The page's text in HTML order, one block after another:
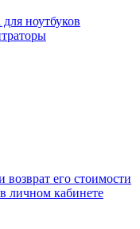
ноутбуков
его стоимости
личном кабинете